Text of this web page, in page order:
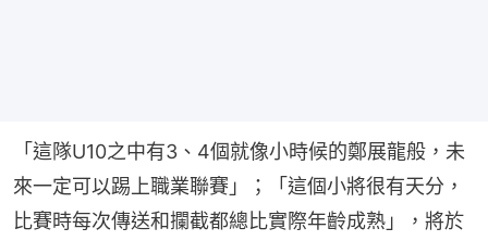
「這隊U10之中有3、4個就像小時候的鄭展龍般，未
來一定可以踢上職業聯賽」；「這個小將很有天分，
比賽時每次傳送和攔截都總比實際年齡成熟」，將於